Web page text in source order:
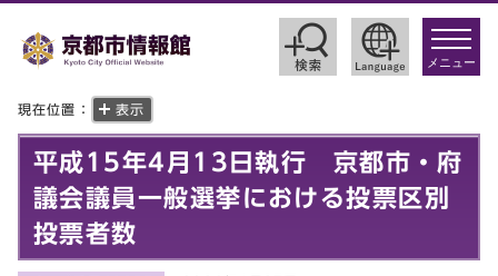
toggle
メニュー
現在位置： 表示
平成15年4月13日執行 京都市・府
議会議員一般選挙における投票区別
投票者数